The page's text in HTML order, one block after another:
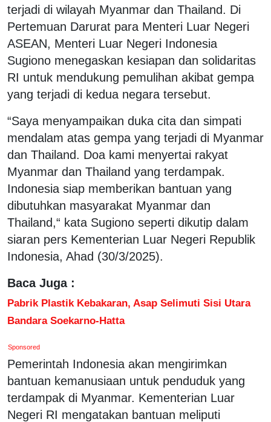
terjadi di wilayah Myanmar dan Thailand. Di
Pertemuan Darurat para Menteri Luar Negeri
ASEAN, Menteri Luar Negeri Indonesia
Sugiono menegaskan kesiapan dan solidaritas
RI untuk mendukung pemulihan akibat gempa
yang terjadi di kedua negara tersebut.
“Saya menyampaikan duka cita dan simpati
mendalam atas gempa yang terjadi di Myanmar
dan Thailand. Doa kami menyertai rakyat
Myanmar dan Thailand yang terdampak.
Indonesia siap memberikan bantuan yang
dibutuhkan masyarakat Myanmar dan
Thailand,“ kata Sugiono seperti dikutip dalam
siaran pers Kementerian Luar Negeri Republik
Indonesia, Ahad (30/3/2025).
Baca Juga :
Pabrik Plastik Kebakaran, Asap Selimuti Sisi Utara
Bandara Soekarno-Hatta
Sponsored
Pemerintah Indonesia akan mengirimkan
bantuan kemanusiaan untuk penduduk yang
terdampak di Myanmar. Kementerian Luar
Negeri RI mengatakan bantuan meliputi